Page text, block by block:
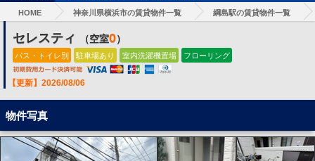
HOME 神奈川県横浜市の賃貸物件一覧 綱島駅の賃貸物件一覧
セレスティ （空室0）
バス・トイレ別 駐車場あり 室内洗濯機置場 フローリング
【更新】2026/08/06
物件写真